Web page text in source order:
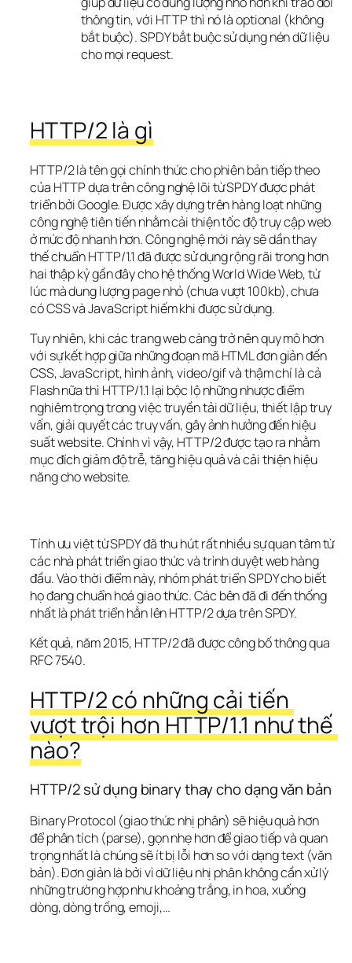
thông tin, với HTTP thì nó là optional (không
bắt buộc). SPDY bắt buộc sử dụng nén dữ liệu
cho mọi request.
HTTP/2 là gì
HTTP/2 là tên gọi chính thức cho phiên bản tiếp theo
của HTTP dựa trên công nghệ lõi từ SPDY được phát
triển bởi Google. Được xây dựng trên hàng loạt những
công nghệ tiên tiến nhằm cải thiện tốc độ truy cập web
ở mức độ nhanh hơn. Công nghệ mới này sẽ dần thay
thế chuẩn HTTP/1.1 đã được sử dụng rộng rãi trong hơn
hai thập kỷ gần đây cho hệ thống World Wide Web, từ
lúc mà dung lượng page nhỏ (chưa vượt 100kb), chưa
có CSS và JavaScript hiếm khi được sử dụng.
Tuy nhiên, khi các trang web càng trở nên quy mô hơn
với sự kết hợp giữa những đoạn mã HTML đơn giản đến
CSS, JavaScript, hình ảnh, video/gif và thậm chí là cả
Flash nữa thì HTTP/1.1 lại bộc lộ những nhược điểm
nghiêm trọng trong việc truyền tải dữ liệu, thiết lập truy
vấn, giải quyết các truy vấn, gây ảnh hưởng đến hiệu
suất website. Chính vì vậy, HTTP/2 được tạo ra nhằm
mục đích giảm độ trễ, tăng hiệu quả và cải thiện hiệu
năng cho website.
Tính ưu việt từ SPDY đã thu hút rất nhiều sự quan tâm từ
các nhà phát triển giao thức và trình duyệt web hàng
đầu. Vào thời điểm này, nhóm phát triển SPDY cho biết
họ đang chuẩn hoá giao thức. Các bên đã đi đến thống
nhất là phát triển hẳn lên HTTP/2 dựa trên SPDY.
Kết quả, năm 2015, HTTP/2 đã được công bố thông qua
RFC 7540.
HTTP/2 có những cải tiến
vượt trội hơn HTTP/1.1 như thế
nào?
HTTP/2 sử dụng binary thay cho dạng văn bản
Binary Protocol (giao thức nhị phân) sẽ hiệu quả hơn
để phân tích (parse), gọn nhẹ hơn để giao tiếp và quan
trọng nhất là chúng sẽ ít bị lỗi hơn so với dạng text (văn
bản). Đơn giản là bởi vì dữ liệu nhị phân không cần xử lý
những trường hợp như khoảng trắng, in hoa, xuống
dòng, dòng trống, emoji,…